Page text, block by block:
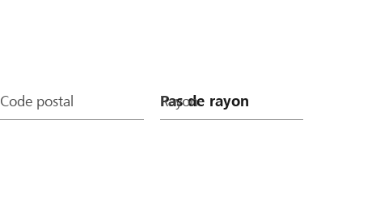
Code postal Rayon